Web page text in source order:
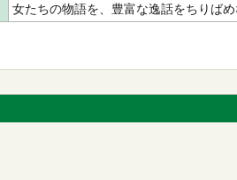
女たちの物語を、豊富な逸話をちりば